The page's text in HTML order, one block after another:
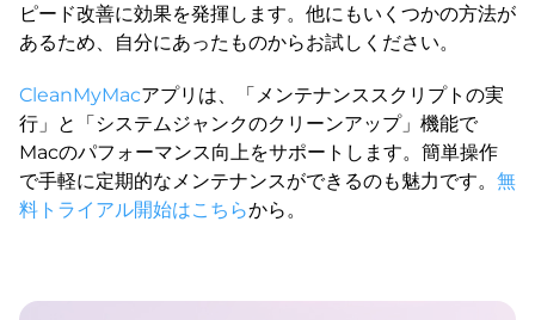
ピード改善に効果を発揮します。他にもいくつかの方法が
あるため、自分にあったものからお試しください。
CleanMyMacアプリは、「メンテナンススクリプトの実
行」と「システムジャンクのクリーンアップ」機能で
Macのパフォーマンス向上をサポートします。簡単操作
で手軽に定期的なメンテナンスができるのも魅力です。 無
料トライアル開始はこちらから。